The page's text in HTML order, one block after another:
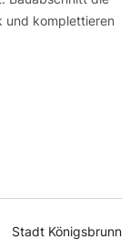
und komplettieren
Stadt Königsbrunn